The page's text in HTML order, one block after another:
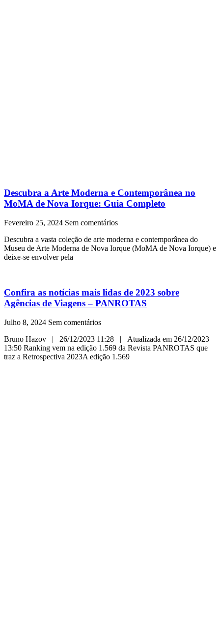
Descubra a Arte Moderna e Contemporânea no
MoMA de Nova Iorque: Guia Completo
Fevereiro 25, 2024 Sem comentários
Descubra a vasta coleção de arte moderna e contemporânea do
Museu de Arte Moderna de Nova Iorque (MoMA de Nova Iorque) e
deixe-se envolver pela
Confira as notícias mais lidas de 2023 sobre
Agências de Viagens – PANROTAS
Julho 8, 2024 Sem comentários
Bruno Hazov | 26/12/2023 11:28 | Atualizada em 26/12/2023
13:50 Ranking vem na edição 1.569 da Revista PANROTAS que
traz a Retrospectiva 2023A edição 1.569